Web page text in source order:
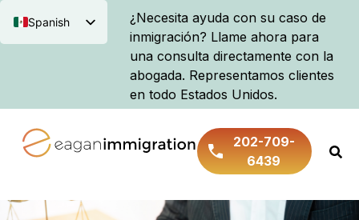
¿Necesita ayuda con su caso de
inmigración? Llame ahora para
una consulta directamente con la
abogada. Representamos clientes
en todo Estados Unidos.
Spanish
English
202-709-
6439